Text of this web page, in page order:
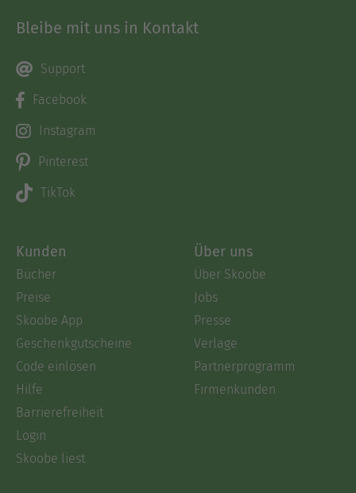
Bleibe mit uns in Kontakt
Support
Facebook
Instagram
Pinterest
TikTok
Kunden
Bücher
Preise
Skoobe App
Geschenkgutscheine
Code einlösen
Hilfe
Barrierefreiheit
Login
Skoobe liest
Über uns
Über Skoobe
Jobs
Presse
Verlage
Partnerprogramm
Firmenkunden